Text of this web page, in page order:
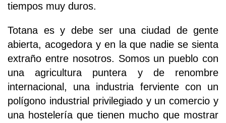
tiempos muy duros.
Totana es y debe ser una ciudad de gente
abierta, acogedora y en la que nadie se sienta
extraño entre nosotros. Somos un pueblo con
una agricultura puntera y de renombre
internacional, una industria ferviente con un
polígono industrial privilegiado y un comercio y
una hostelería que tienen mucho que mostrar